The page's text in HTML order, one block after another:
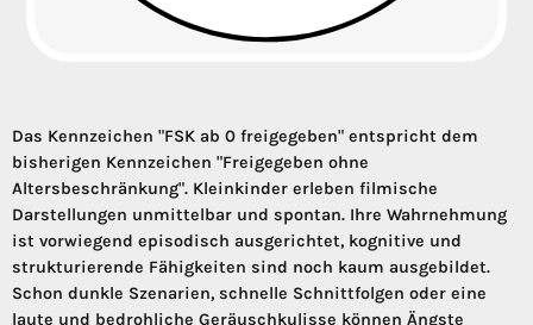
Das Kennzeichen "FSK ab 0 freigegeben" entspricht dem
bisherigen Kennzeichen "Freigegeben ohne
Altersbeschränkung". Kleinkinder erleben filmische
Darstellungen unmittelbar und spontan. Ihre Wahrnehmung
ist vorwiegend episodisch ausgerichtet, kognitive und
strukturierende Fähigkeiten sind noch kaum ausgebildet.
Schon dunkle Szenarien, schnelle Schnittfolgen oder eine
laute und bedrohliche Geräuschkulisse können Ängste